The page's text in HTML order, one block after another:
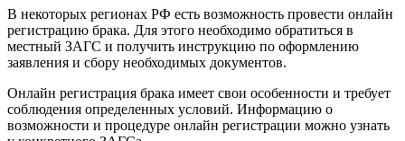
В некоторых регионах РФ есть возможность провести онлайн
регистрацию брака. Для этого необходимо обратиться в
местный ЗАГС и получить инструкцию по оформлению
заявления и сбору необходимых документов.
Онлайн регистрация брака имеет свои особенности и требует
соблюдения определенных условий. Информацию о
возможности и процедуре онлайн регистрации можно узнать